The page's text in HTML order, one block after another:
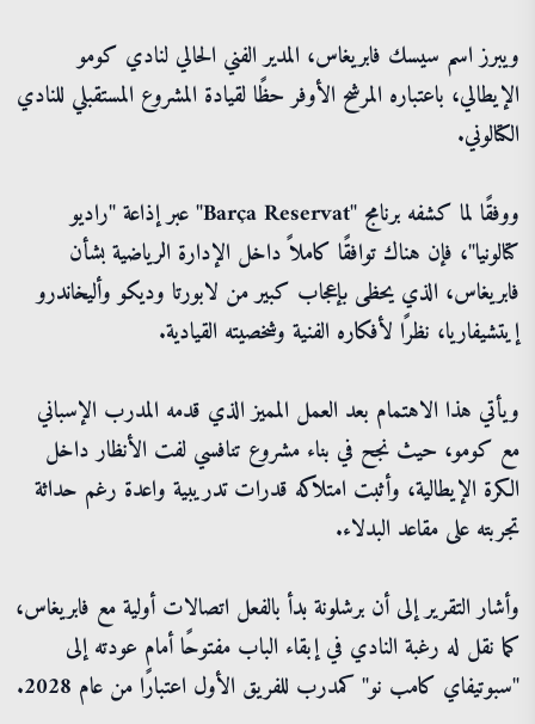
ويبرز اسم سيسك فابريغاس، المدير الفني الحالي لنادي كومو
الإيطالي، باعتباره المرشح الأوفر حظًا لقيادة المشروع المستقبلي للنادي
الكتالوني.
ووفقًا لما كشفه برنامج "Barça Reservat" عبر إذاعة "راديو
كتالونيا"، فإن هناك توافقًا كاملاً داخل الإدارة الرياضية بشأن
فابريغاس، الذي يحظى بإعجاب كبير من لابورتا وديكو وأليخاندرو
إيتشيفاريا، نظرًا لأفكاره الفنية وشخصيته القيادية.
ويأتي هذا الاهتمام بعد العمل المميز الذي قدمه المدرب الإسباني
مع كومو، حيث نجح في بناء مشروع تنافسي لفت الأنظار داخل
الكرة الإيطالية، وأثبت امتلاكه قدرات تدريبية واعدة رغم حداثة
تجربته على مقاعد البدلاء.
وأشار التقرير إلى أن برشلونة بدأ بالفعل اتصالات أولية مع فابريغاس،
كما نقل له رغبة النادي في إبقاء الباب مفتوحًا أمام عودته إلى
"سبوتيفاي كامب نو" كمدرب للفريق الأول اعتبارًا من عام 2028.